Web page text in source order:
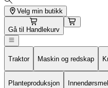
Velg min butikk
Gå til Handlekurv
Traktor Maskin og redskap
Planteproduksjon